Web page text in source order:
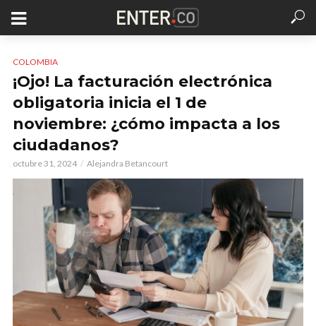
COLOMBIA
¡Ojo! La facturación electrónica
obligatoria inicia el 1 de
noviembre: ¿cómo impacta a los
ciudadanos?
octubre 31, 2024 Alejandra Betancourt